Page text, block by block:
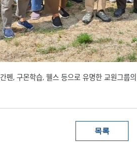
펜, 구몬학습, 웰스 등으로 유명한 교원그룹
목록